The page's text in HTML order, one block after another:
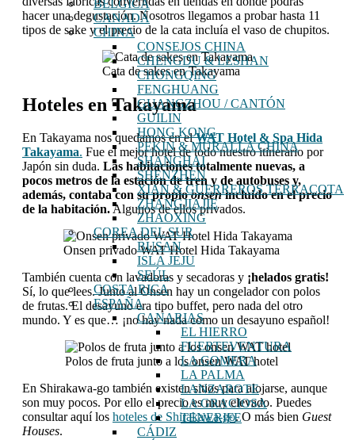
BÉLGICA
CANADÁ
CHINA
CONSEJOS CHINA
CHENGDU & LESHAN
CHONGQING
FENGHUANG
GUANGZHOU / CANTÓN
GUILIN
HONG KONG
PEKIN & MURALLA CHINA
SHANGHAI
SHENZHEN
XIAN & GUERREROS TERRACOTA
ZHANGJIAJIE
ZHAOXING
COREA DEL SUR
BUSAN
ISLA JEJU
SEÚL
COSTA RICA
ESPAÑA
CANARIAS
EL HIERRO
FUERTEVENTURA
LA GOMERA
LA PALMA
LANZAROTE
LA GRACIOSA
TENERIFE
CÁDIZ
hacer una degustación. Nosotros llegamos a probar hasta 11
tipos de sake y el precio de la cata incluía el vaso de chupitos.
Cata de sakes en Takayama
Hoteles en Takayama
En Takayama nos quedamos en elWAT Hotel & Spa Hida
Takayama. Fue el mejor hotel de todo nuestro itinerario por
Japón sin duda. Las habitaciones totalmente nuevas, a
pocos metros de la estación de tren y de autobuses y,
además, contaba con su propioonsenincluido en el precio
de la habitación.Algunos de ellos privados.
Onsen privado WAT Hotel Hida Takayama
También cuenta con lavadoras y secadoras y ¡helados gratis!
Sí, lo que lees. Junto al Onsen hay un congelador con polos
de frutas. El desayuno era tipo buffet, pero nada del otro
mundo. Y es que… ¡no hay nada como un desayuno español!
Polos de fruta junto a los onsen WAT hotel
En Shirakawa-go también existen sitios para alojarse, aunque
son muy pocos. Por ello el precio es muy elevado. Puedes
consultar aquí los hoteles de Shirakawa-go. O más bien Guest
Houses.